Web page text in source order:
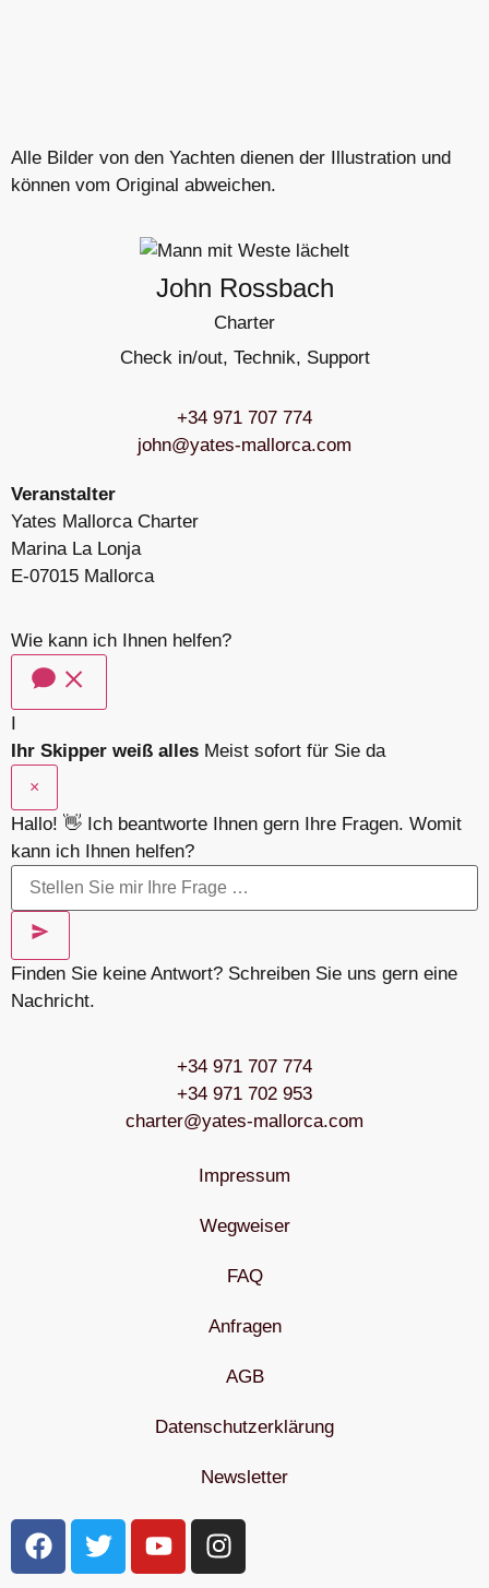
Alle Bilder von den Yachten dienen der Illustration und
können vom Original abweichen.
John Rossbach
Charter
Check in/out, Technik, Support
+34 971 707 774
john@yates-mallorca.com
Veranstalter
Yates Mallorca Charter
Marina La Lonja
E-07015 Mallorca
Wie kann ich Ihnen helfen?
Ihr Skipper weiß alles Meist sofort für Sie da
×
Hallo! 👋 Ich beantworte Ihnen gern Ihre Fragen. Womit
kann ich Ihnen helfen?
Finden Sie keine Antwort? Schreiben Sie uns gern eine
Nachricht.
+34 971 707 774
+34 971 702 953
charter@yates-mallorca.com
Impressum
Wegweiser
FAQ
Anfragen
AGB
Datenschutzerklärung
Newsletter